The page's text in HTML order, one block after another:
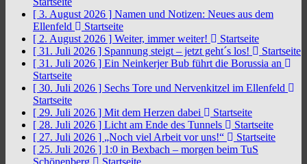
[ 3. August 2026 ] Namen und Notizen: Neues aus dem
Ellenfeld
Startseite
[ 2. August 2026 ] Weiter, immer weiter!
Startseite
[ 31. Juli 2026 ] Spannung steigt – jetzt geht´s los!
Startseite
[ 31. Juli 2026 ] Ein Neinkerjer Bub führt die Borussia an
Startseite
[ 30. Juli 2026 ] Sechs Tore und Nervenkitzel im Ellenfeld
Startseite
[ 29. Juli 2026 ] Mit dem Herzen dabei
Startseite
[ 28. Juli 2026 ] Licht am Ende des Tunnels
Startseite
[ 27. Juli 2026 ] „Noch viel Arbeit vor uns!“
Startseite
[ 25. Juli 2026 ] 1:0 in Bexbach – morgen beim TuS
Schönenberg
Startseite